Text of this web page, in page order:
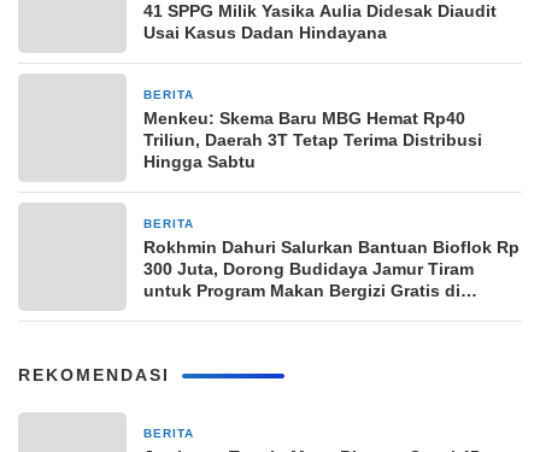
41 SPPG Milik Yasika Aulia Didesak Diaudit
Usai Kasus Dadan Hindayana
BERITA
Menkeu: Skema Baru MBG Hemat Rp40
Triliun, Daerah 3T Tetap Terima Distribusi
Hingga Sabtu
BERITA
Rokhmin Dahuri Salurkan Bantuan Bioflok Rp
300 Juta, Dorong Budidaya Jamur Tiram
untuk Program Makan Bergizi Gratis di
REKOMENDASI
BERITA